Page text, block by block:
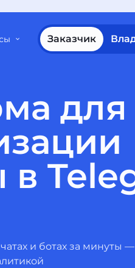
Заказчик
для
и ботах за минуты